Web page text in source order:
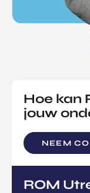
Hoe kan
jouw
NEEM
ROM